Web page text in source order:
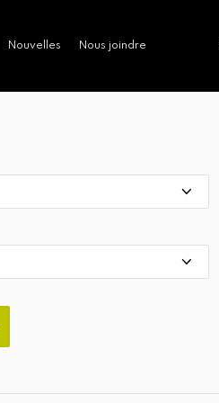
Nouvelles Nous joindre